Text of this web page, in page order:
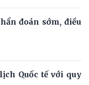
đoán sớm, điều
Quốc tế với quy